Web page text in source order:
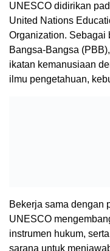
UNESCO didirikan
United Nations
Organization. Sebagai
Bangsa-Bangsa
ikatan kemanusiaan
ilmu pengetahuan,
Bekerja sama dengan
UNESCO
instrumen hukum,
sarana untuk